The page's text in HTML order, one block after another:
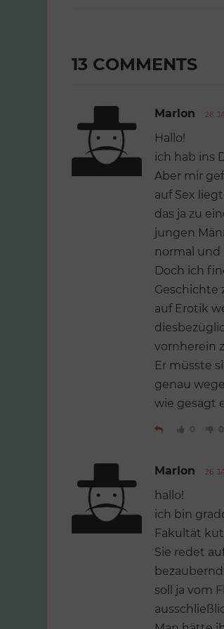
13 COMMENTS
Marlon 26.
Hallo!
ich hab ins
Aber mir
auf Sex
das ja zu
jungen
normal und
Doch ich
Geschichte
auf Erotik
vornherein
Er müsste
genau
wie gesagt
0 0
Marlon 26.
hallo!
ich bin
Fakultät
Sie redet
soll ja vom